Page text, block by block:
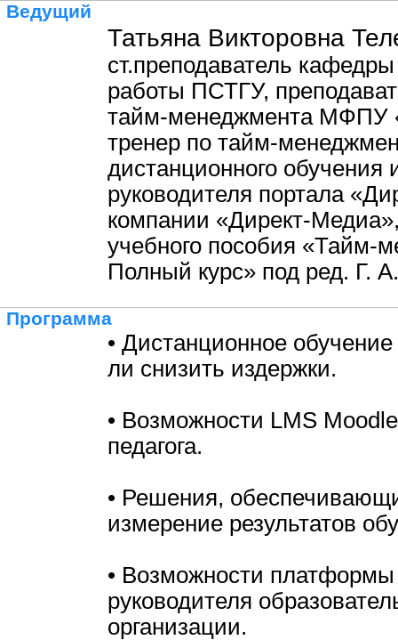
Ведущий
Татьяна Викторовна
ст.преподаватель
работы ПСТГУ,
тайм-менеджмента МФПУ
тренер по тайм-
дистанционного обучения
руководителя портала
компании «Директ-
учебного пособия «Тайм-
Полный курс» под ред. Г.
Программа
• Дистанционное
ли снизить издержки.
• Возможности LMS
педагога.
• Решения,
измерение результатов
• Возможности
руководителя
организации.